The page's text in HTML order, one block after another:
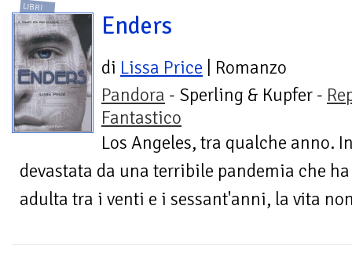
LIBRI
Enders
di Lissa Price | Romanzo
Pandora - Sperling & Kupfer -
Fantastico
Los Angeles, tra qualche anno.
devastata da una terribile pandemia che
adulta tra i venti e i sessant'anni, la vita